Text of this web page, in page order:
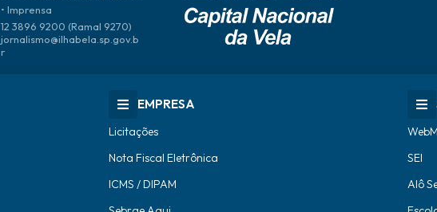
• Imprensa
12 3896 9200 (Ramal 9270)
jornalismo@ilhabela.sp.gov.b
r
EMPRESA
Licitações
Nota Fiscal Eletrônica
ICMS / DIPAM
SEI
Alô